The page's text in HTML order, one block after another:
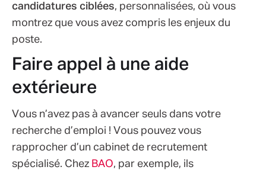
candidatures ciblées, personnalisées, où vous
montrez que vous avez compris les enjeux du
poste.
Faire appel à une aide
extérieure
Vous n’avez pas à avancer seuls dans votre
recherche d’emploi ! Vous pouvez vous
rapprocher d’un cabinet de recrutement
spécialisé. Chez BAO, par exemple, ils